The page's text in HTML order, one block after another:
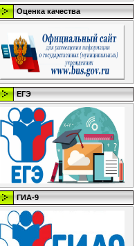
Оценка качества
ЕГЭ
ГИА-9